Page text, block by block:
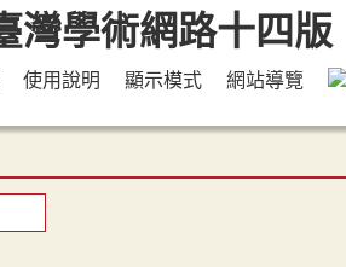
使用說明 顯示模式 網站導覽